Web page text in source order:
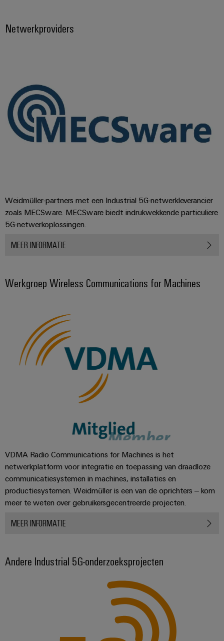
Netwerkproviders
Weidmüller-partners met een Industrial 5G-netwerkleverancier
zoals MECSware. MECSware biedt indrukwekkende particuliere
5G-netwerkoplossingen.
MEER INFORMATIE
Werkgroep Wireless Communications for Machines
VDMA Radio Communications for Machines is het
netwerkplatform voor integratie en toepassing van draadloze
communicatiesystemen in machines, installaties en
productiesystemen. Weidmüller is een van de oprichters – kom
meer te weten over gebruikersgecentreerde projecten.
MEER INFORMATIE
Andere Industrial 5G-onderzoeksprojecten